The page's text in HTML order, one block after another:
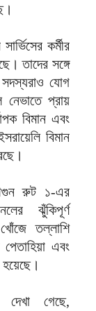
কর্মীর
তাদের সঙ্গে
যোগ
নেভাতে প্রায়
বিমান এবং
বিমান
রুট ১-এর
ঝুঁকিপূর্ণ
খোঁজে তল্লাশি
এবং
হয়েছে।
দেখা গেছে,